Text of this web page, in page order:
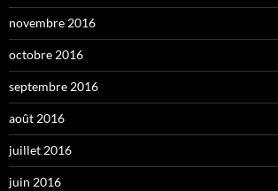
novembre 2016
octobre 2016
septembre 2016
août 2016
juillet 2016
juin 2016